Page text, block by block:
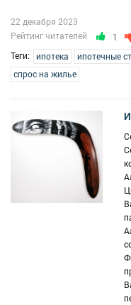
Рейтинг читателей 1
22 декабря 2023
Теги: ипотека ипотечные
спрос на жилье